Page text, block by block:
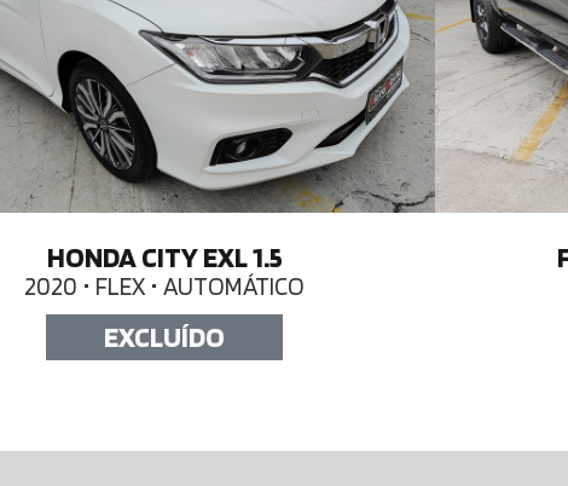
HONDA CITY EXL 1.5
2020 • FLEX • AUTOMÁTICO
EXCLUÍDO